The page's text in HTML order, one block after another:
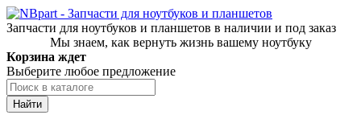
Запчасти для ноутбуков и планшетов в наличии и под заказ
Мы знаем, как вернуть жизнь вашему ноутбуку
Корзина ждет
Выберите любое предложение
Найти